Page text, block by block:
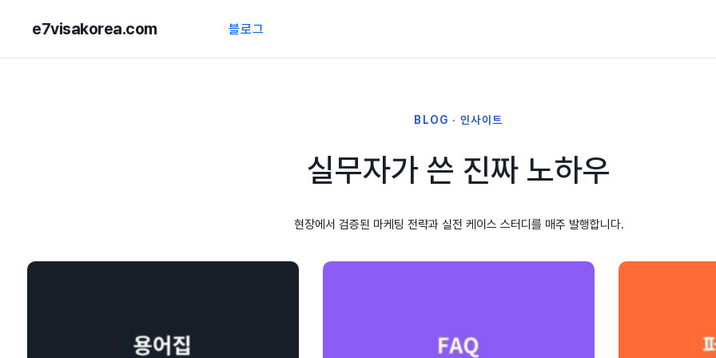
e7visakorea.com 블로그
BLOG · 인사이트
실무자가 쓴 진짜 노하우
현장에서 검증된 마케팅 전략과 실전 케이스 스터디를 매주 발행합니다.